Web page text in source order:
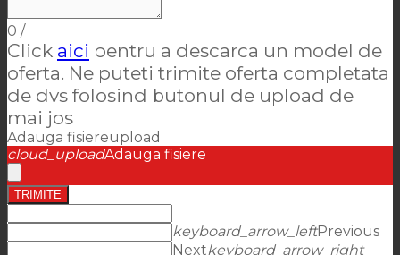
0 /
Click aici pentru a descarca un model de
oferta. Ne puteti trimite oferta completata
de dvs folosind butonul de upload de
mai jos
Adauga fisiereupload
cloud_uploadAdauga fisiere
TRIMITE
keyboard_arrow_leftPrevious
Nextkeyboard_arrow_right